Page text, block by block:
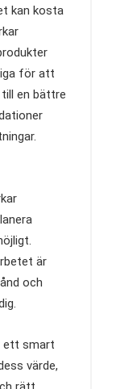
kan kosta
för att
en bättre
är
och
ett smart
värde,